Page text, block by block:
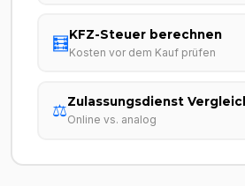
🧮KFZ-Steuer berechnen
Kosten vor dem Kauf prüfen
⚖️Zulassungsdienst
Online vs. analog